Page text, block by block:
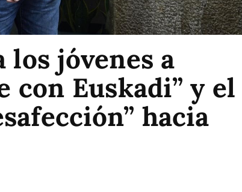
los jóvenes a
con Euskadi” y el
hacia